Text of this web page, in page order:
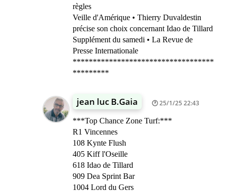
règles
Veille d'Amérique • Thierry Duvaldestin
précise son choix concernant Idao de Tillard
Supplément du samedi • La Revue de
Presse Internationale
***********************************
*********
jean luc B.Gaia 25/1/25 22:43
***Top Chance Zone Turf:***
R1 Vincennes
108 Kynte Flush
405 Kiff l'Oseille
618 Idao de Tillard
909 Dea Sprint Bar
1004 Lord du Gers